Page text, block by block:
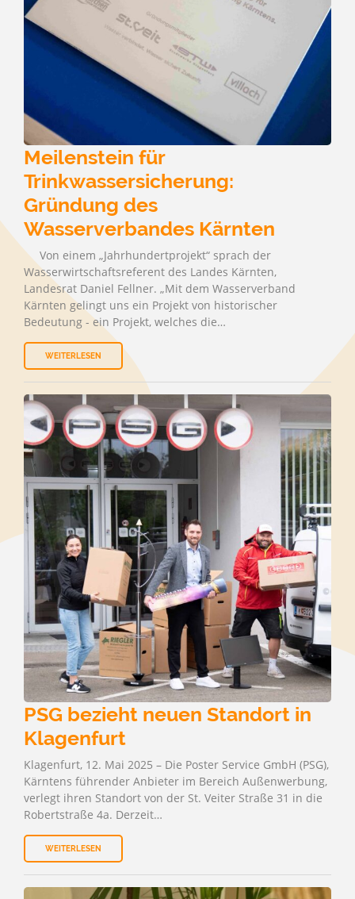
Meilenstein für
Trinkwassersicherung:
Gründung des
Wasserverbandes Kärnten
Von einem „Jahrhundertprojekt“ sprach der
Wasserwirtschaftsreferent des Landes Kärnten,
Landesrat Daniel Fellner. „Mit dem Wasserverband
Kärnten gelingt uns ein Projekt von historischer
Bedeutung - ein Projekt, welches die…
WEITERLESEN
PSG bezieht neuen Standort in
Klagenfurt
Klagenfurt, 12. Mai 2025 – Die Poster Service GmbH (PSG),
Kärntens führender Anbieter im Bereich Außenwerbung,
verlegt ihren Standort von der St. Veiter Straße 31 in die
Robertstraße 4a. Derzeit…
WEITERLESEN